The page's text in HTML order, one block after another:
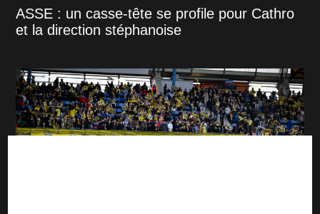
ASSE : un casse-tête se profile pour Cathro
et la direction stéphanoise